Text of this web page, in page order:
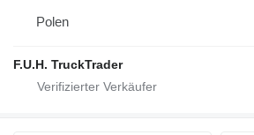
Polen
F.U.H. TruckTrader